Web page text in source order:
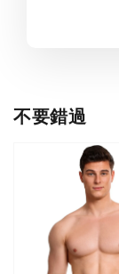
不要錯過